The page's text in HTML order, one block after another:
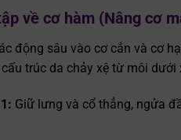
về cơ hàm (Nâng cơ
động sâu vào cơ cắn và cơ
trúc da chảy xệ từ môi dưới
Giữ lưng và cổ thẳng, ngửa